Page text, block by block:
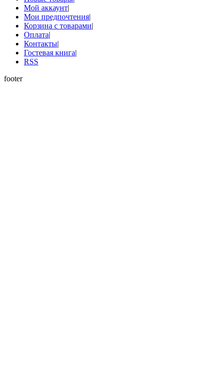
Мой аккаунт|
Мои предпочтения|
Корзина с товарами|
Оплата|
Контакты|
Гостевая книга|
RSS
footer